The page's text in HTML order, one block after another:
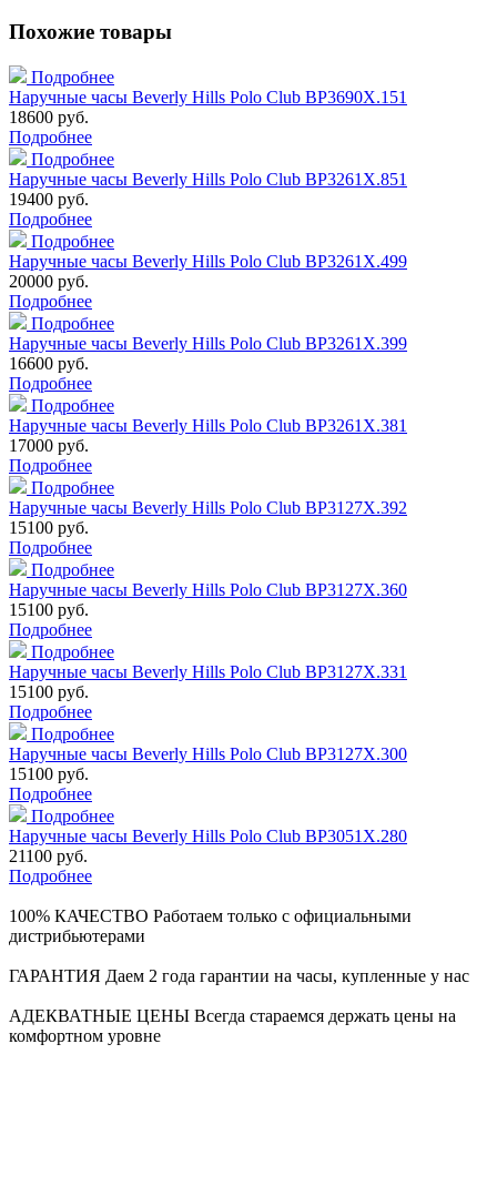
Похожие товары
Подробнее
Наручные часы Beverly Hills Polo Club BP3690X.151
18600 руб.
Подробнее
Подробнее
Наручные часы Beverly Hills Polo Club BP3261X.851
19400 руб.
Подробнее
Подробнее
Наручные часы Beverly Hills Polo Club BP3261X.499
20000 руб.
Подробнее
Подробнее
Наручные часы Beverly Hills Polo Club BP3261X.399
16600 руб.
Подробнее
Подробнее
Наручные часы Beverly Hills Polo Club BP3261X.381
17000 руб.
Подробнее
Подробнее
Наручные часы Beverly Hills Polo Club BP3127X.392
15100 руб.
Подробнее
Подробнее
Наручные часы Beverly Hills Polo Club BP3127X.360
15100 руб.
Подробнее
Подробнее
Наручные часы Beverly Hills Polo Club BP3127X.331
15100 руб.
Подробнее
Подробнее
Наручные часы Beverly Hills Polo Club BP3127X.300
15100 руб.
Подробнее
Подробнее
Наручные часы Beverly Hills Polo Club BP3051X.280
21100 руб.
Подробнее
100% КАЧЕСТВО Работаем только с официальными
дистрибьютерами
ГАРАНТИЯ Даем 2 года гарантии на часы, купленные у нас
АДЕКВАТНЫЕ ЦЕНЫ Всегда стараемся держать цены на
комфортном уровне